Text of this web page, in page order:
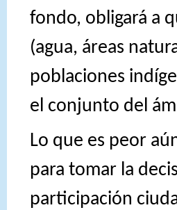
fondo, obligará a
(agua, áreas
poblaciones
el conjunto del
Lo que es peor
para tomar la
participación